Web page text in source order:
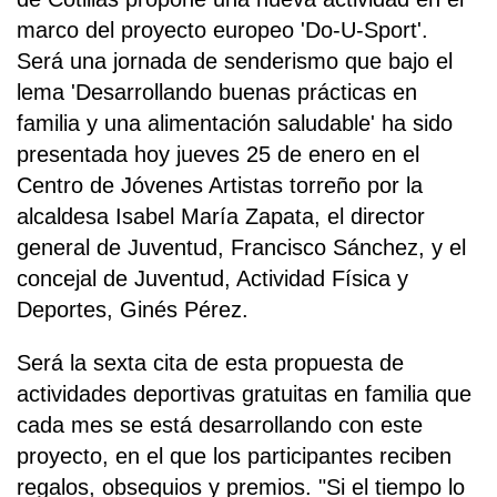
marco del proyecto europeo 'Do-U-Sport'.
Será una jornada de senderismo que bajo el
lema 'Desarrollando buenas prácticas en
familia y una alimentación saludable' ha sido
presentada hoy jueves 25 de enero en el
Centro de Jóvenes Artistas torreño por la
alcaldesa Isabel María Zapata, el director
general de Juventud, Francisco Sánchez, y el
concejal de Juventud, Actividad Física y
Deportes, Ginés Pérez.
Será la sexta cita de esta propuesta de
actividades deportivas gratuitas en familia que
cada mes se está desarrollando con este
proyecto, en el que los participantes reciben
regalos, obsequios y premios. "Si el tiempo lo